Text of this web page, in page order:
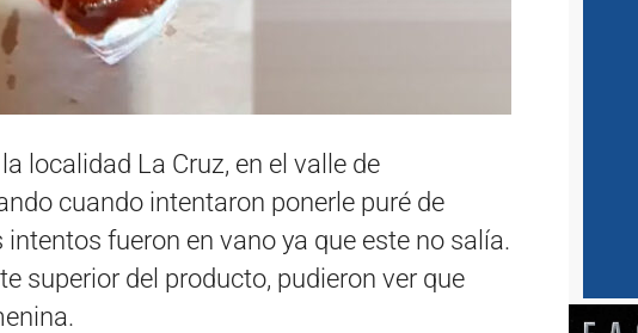
localidad La Cruz, en el valle de
cuando intentaron ponerle puré de
fueron en vano ya que este no salía.
superior del producto, pudieron ver que